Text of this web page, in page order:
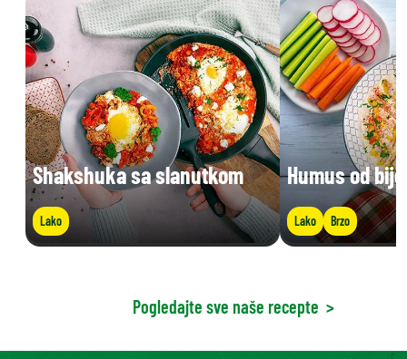
Shakshuka sa slanutkom
Lako
Humus od
Lako Brzo
Pogledajte sve naše recepte >